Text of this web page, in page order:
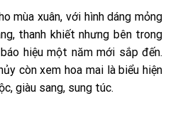
mùa xuân, với hình dáng mỏng
thanh khiết nhưng bên trong
hiệu một năm mới sắp đến.
còn xem hoa mai là biểu hiện
giàu sang, sung túc.